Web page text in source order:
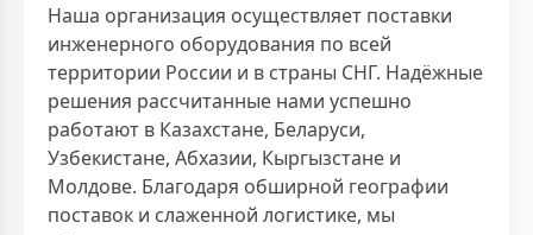
Наша организация осуществляет поставки
инженерного оборудования по всей
территории России и в страны СНГ. Надёжные
решения рассчитанные нами успешно
работают в Казахстане, Беларуси,
Узбекистане, Абхазии, Кыргызстане и
Молдове. Благодаря обширной географии
поставок и слаженной логистике, мы